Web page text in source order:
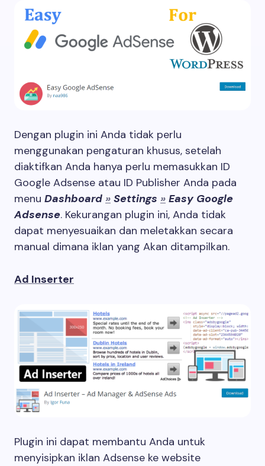
Dengan plugin ini Anda tidak perlu
menggunakan pengaturan khusus, setelah
diaktifkan Anda hanya perlu memasukkan ID
Google Adsense atau ID Publisher Anda pada
menu Dashboard » Settings » Easy Google
Adsense. Kekurangan plugin ini, Anda tidak
dapat menyesuaikan dan meletakkan secara
manual dimana iklan yang Akan ditampilkan.
Ad Inserter
Plugin ini dapat membantu Anda untuk
menyisipkan iklan Adsense ke website